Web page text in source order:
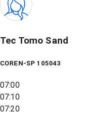
Tec Tomo Sand
COREN-SP 105043
07:00
07:10
07:20